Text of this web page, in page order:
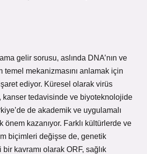
gelir sorusu, aslında DNA’nın ve
temel mekanizmasını anlamak için
ediyor. Küresel olarak virüs
kanser tedavisinde ve biyoteknolojide
de akademik ve uygulamalı
önem kazanıyor. Farklı kültürlerde ve
biçimleri değişse de, genetik
kavramı olarak ORF, sağlık